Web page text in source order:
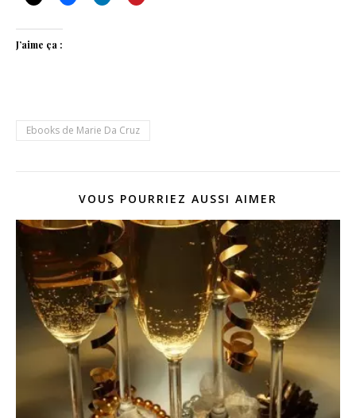
J’aime ça :
Ebooks de Marie Da Cruz
VOUS POURRIEZ AUSSI AIMER